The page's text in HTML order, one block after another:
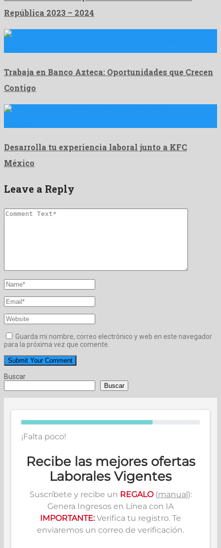
República 2023 – 2024
Trabaja en Banco Azteca: Oportunidades que Crecen
Contigo
Desarrolla tu experiencia laboral junto a KFC
México
Leave a Reply
Guarda mi nombre, correo electrónico y web en este navegador
para la próxima vez que comente.
Buscar
Buscar